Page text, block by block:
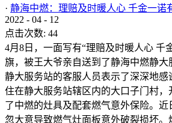
· 静海中燃：理赔及时暖人心 千金一诺
2022 - 04 - 12
点击次数: 44
4月8日，一面写有“理赔及时暖人心 千
旗，被王大爷亲自送到了静海中燃静大
静大服务站的客服人员表示了深深地感
住在静大服务站辖区内的大口子门村，
了中燃的灶具及配套燃气意外保险。
忽大意导致燃气灶面板意外破裂损坏